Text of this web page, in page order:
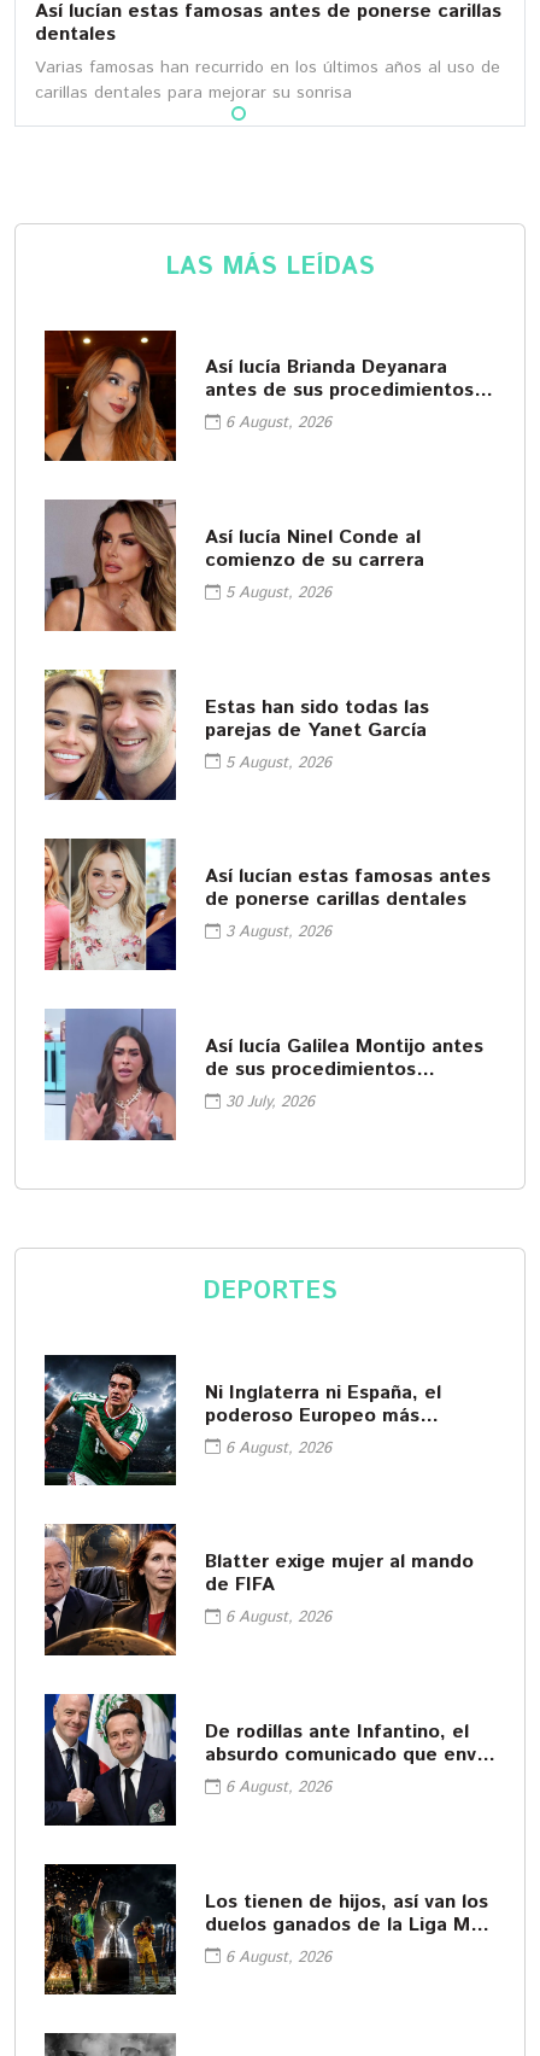
Así lucían estas famosas antes de ponerse carillas
dentales
Varias famosas han recurrido en los últimos años al uso de
carillas dentales para mejorar su sonrisa
LAS MÁS LEÍDAS
Así lucía Brianda Deyanara
antes de sus procedimientos
cosméticos
6 August, 2026
Así lucía Ninel Conde al
comienzo de su carrera
5 August, 2026
Estas han sido todas las
parejas de Yanet García
5 August, 2026
Así lucían estas famosas antes
de ponerse carillas dentales
3 August, 2026
Así lucía Galilea Montijo antes
de sus procedimientos
cosméticos
30 July, 2026
DEPORTES
Ni Inglaterra ni España, el
poderoso Europeo más
interesado en Gil Mora
6 August, 2026
Blatter exige mujer al mando
de FIFA
6 August, 2026
De rodillas ante Infantino, el
absurdo comunicado que envió
la FMF
6 August, 2026
Los tienen de hijos, así van los
duelos ganados de la Liga MX
y MLS
6 August, 2026